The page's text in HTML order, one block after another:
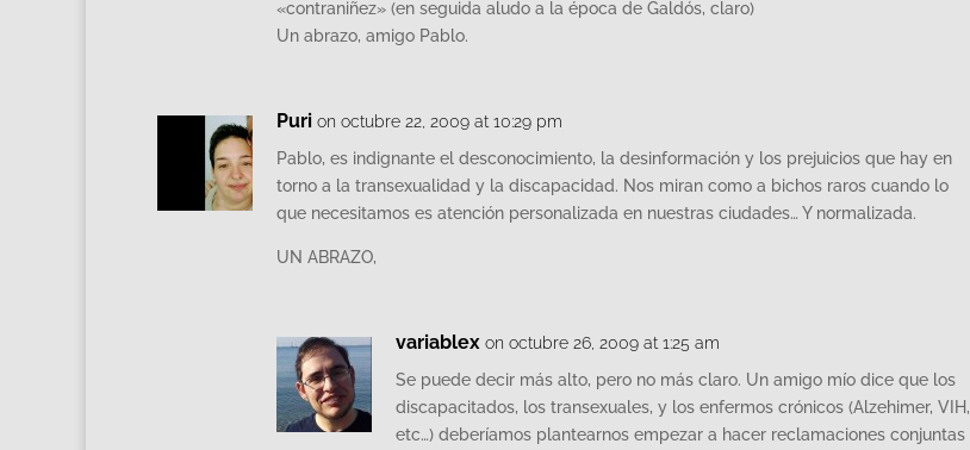
«contraniñez» (en seguida aludo a la época de Galdós, claro)
Un abrazo, amigo Pablo.
Puri on octubre 22, 2009 at 10:29 pm
Pablo, es indignante el desconocimiento, la desinformación y los prejuicios que hay en
torno a la transexualidad y la discapacidad. Nos miran como a bichos raros cuando lo
que necesitamos es atención personalizada en nuestras ciudades… Y normalizada.
UN ABRAZO,
variablex on octubre 26, 2009 at 1:25 am
Se puede decir más alto, pero no más claro. Un amigo mío dice que los
discapacitados, los transexuales, y los enfermos crónicos (Alzehimer, VIH,
etc…) deberíamos plantearnos empezar a hacer reclamaciones conjuntas